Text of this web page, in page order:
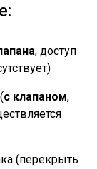
, доступ
с клапаном,
(перекрыть